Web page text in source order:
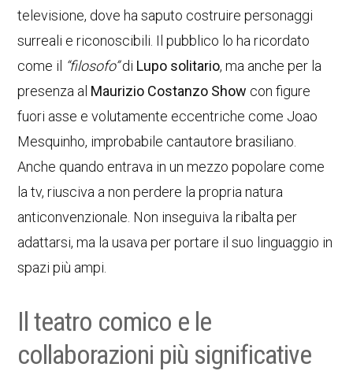
televisione, dove ha saputo costruire personaggi
surreali e riconoscibili. Il pubblico lo ha ricordato
come il “filosofo”di Lupo solitario, ma anche per la
presenza al Maurizio Costanzo Show con figure
fuori asse e volutamente eccentriche come Joao
Mesquinho, improbabile cantautore brasiliano.
Anche quando entrava in un mezzo popolare come
la tv, riusciva a non perdere la propria natura
anticonvenzionale. Non inseguiva la ribalta per
adattarsi, ma la usava per portare il suo linguaggio in
spazi più ampi.
Il teatro comico e le
collaborazioni più significative